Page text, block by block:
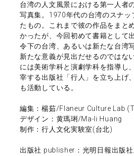
台湾の人文風景における第一人者
写真集。1970年代の台湾のスナッ
たもの。これまで彼の作品をまと
かったが、今回初めて書籍として
令下の台湾、あるいは新たな台湾
新たな意義が見出だせるのではな
には美術学科と演劇学科を指導し
宰する出版社「行人」を立ち上げ
も活動している。
編集：楊茹/Flaneur Culture Lab
デザイン：黄瑪琍/Ma-li Huang
制作：行人文化実験室(台北)
出版社 publisher：光明日報出版